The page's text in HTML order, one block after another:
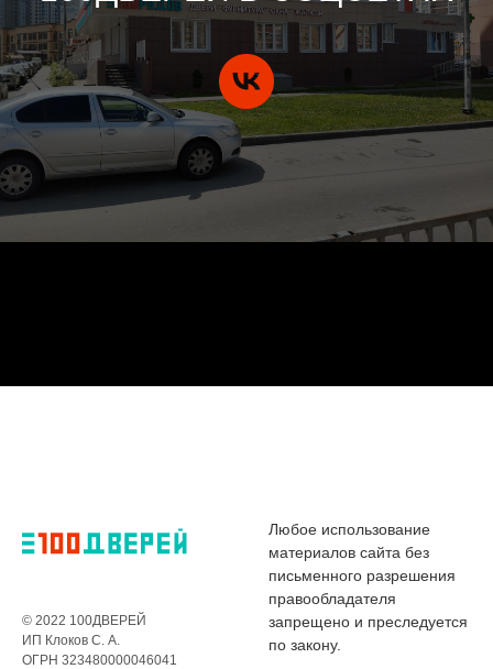
© 2022 100ДВЕРЕЙ
ИП Клоков С. А.
ОГРН 323480000046041
Любое использование
материалов сайта без
письменного разрешения
правообладателя
запрещено и преследуется
по закону.